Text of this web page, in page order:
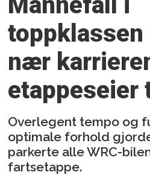
toppklassen
nær
etappeseier
Overlegent tempo og
optimale forhold
parkerte alle WRC-
fartsetappe.